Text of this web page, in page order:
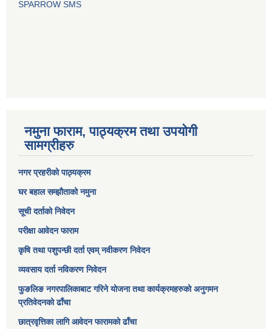
SPARROW SMS
नमुना फाराम, पाठ्यक्रम तथा उपयोगी
सामग्रीहरु
नगर प्रहरीको पाठ्यक्रम
घर बहाल सम्झौताको नमुना
सूची दर्ताको निवेदन
परीक्षा आवेदन फाराम
कृषि तथा पशुपन्छी दर्ता एवम् नवीकरण निवेदन
व्यवसाय दर्ता नविकरण निवेदन
फुङलिङ नगरपालिकाबाट गरिने योजना तथा कार्यक्रमहरुको अनुगमन
प्रतिवेदनको ढाँचा
छात्रवृत्तिका लागि आवेदन फारामको ढाँचा